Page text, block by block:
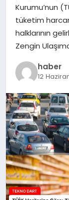
MAGAZIN
OTOMOBIL
TEKNOLOJI
Kurumu’nun
tüketim
halklarının
Zengin
haber
12